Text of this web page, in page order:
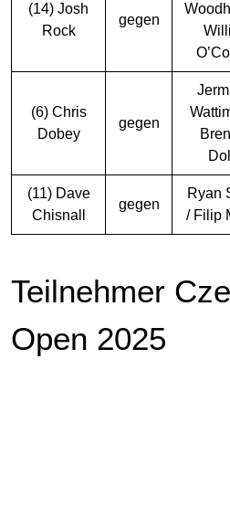
(14) Josh
Rock
gegen
(6) Chris
Dobey
gegen
(11) Dave
Chisnall
gegen
Ryan
/ Filip
Teilnehmer
Open 2025